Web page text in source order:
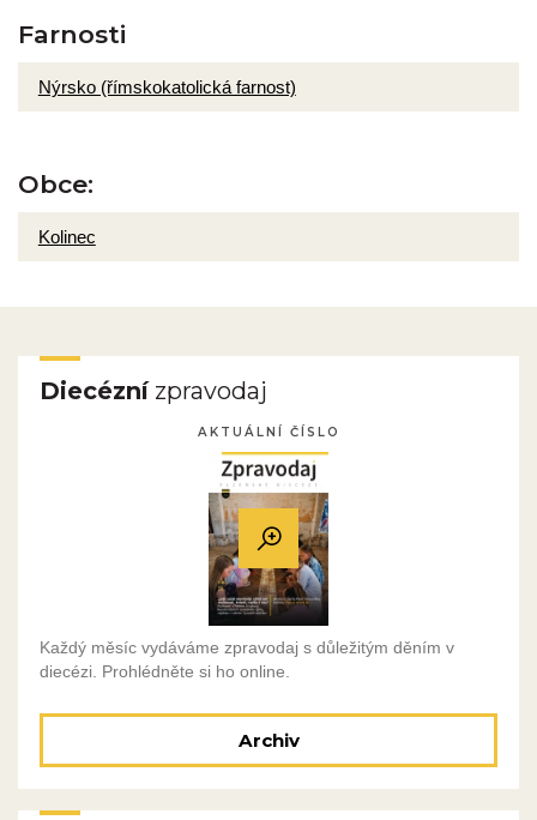
Farnosti
Nýrsko (římskokatolická farnost)
Obce:
Kolinec
Diecéznízpravodaj
AKTUÁLNÍ ČÍSLO
Každý měsíc vydáváme zpravodaj s důležitým děním v
diecézi. Prohlédněte si ho online.
Archiv